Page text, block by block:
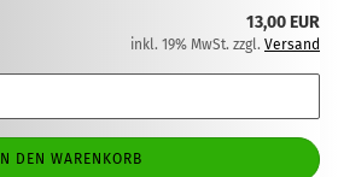
13,00 EUR
inkl. 19% MwSt. zzgl. Versand
IN DEN WARENKORB